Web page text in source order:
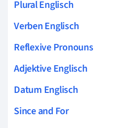
Plural Englisch
Verben Englisch
Reflexive Pronouns
Adjektive Englisch
Datum Englisch
Since and For